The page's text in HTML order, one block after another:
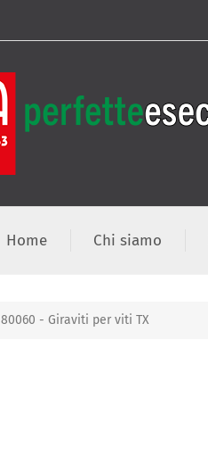
Home Chi siamo
80060 - Giraviti per viti TX